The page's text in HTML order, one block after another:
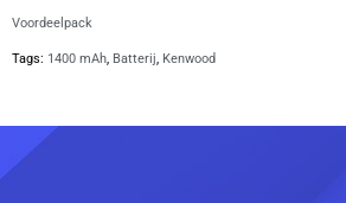
Voordeelpack
Tags: 1400 mAh, Batterij, Kenwood